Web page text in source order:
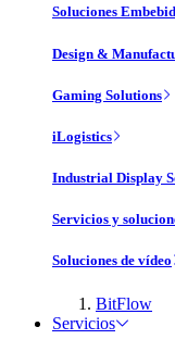
Soluciones
Design &
Gaming Solutions
iLogistics
Industrial Display
Servicios y
Soluciones de vídeo
BitFlow
Servicios